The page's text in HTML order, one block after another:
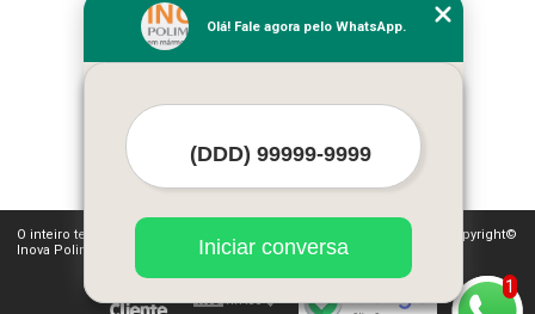
Empresa
Missão
Mapa do site
Mais Serviços
O inteiro teor deste site está sujeito à proteção de direitos autorais. Copyright©
Inova Polimentos (Lei 9610 de 19/02/1998)
1
Olá! Fale agora pelo WhatsApp.
Iniciar conversa